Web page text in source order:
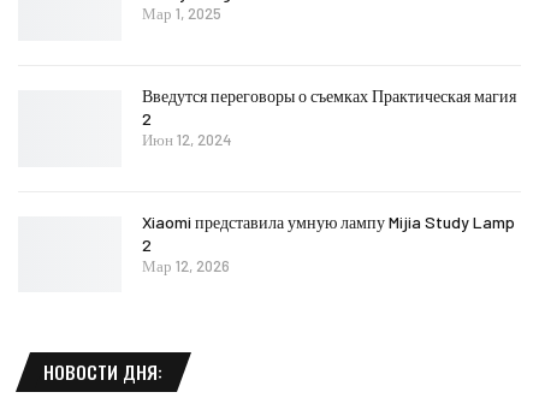
Мар 1, 2025
Введутся переговоры о съемках Практическая магия
2
Июн 12, 2024
Xiaomi представила умную лампу Mijia Study Lamp
2
Мар 12, 2026
НОВОСТИ ДНЯ: